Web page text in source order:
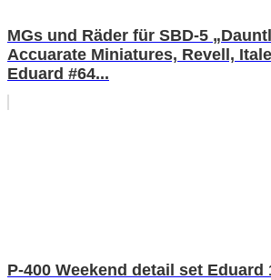
MGs und Räder für SBD-5
Accuarate Miniatures, Revell,
Eduard #64...
P-400 Weekend detail set Eduard